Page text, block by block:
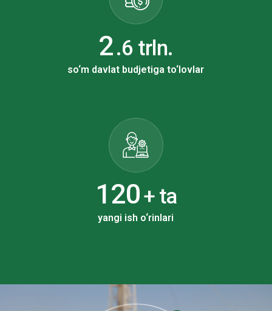
4.6 trln.
so‘m davlat budjetiga to‘lovlar
216+ ta
yangi ish o‘rinlari